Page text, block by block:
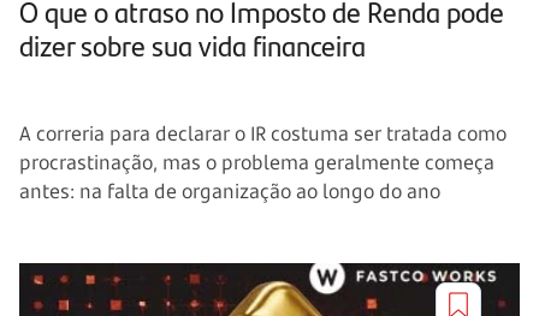
O que o atraso no Imposto de Renda pode
dizer sobre sua vida financeira
A correria para declarar o IR costuma ser tratada como
procrastinação, mas o problema geralmente começa
antes: na falta de organização ao longo do ano